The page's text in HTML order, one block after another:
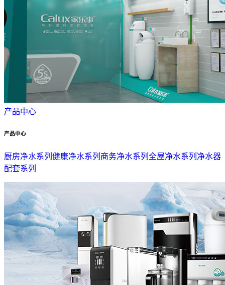
产品中心
产品中心
厨房净水系列 健康净水系列 商务净水系列 全屋净水系列 净水器
配套系列